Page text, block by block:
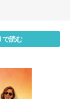
で読む